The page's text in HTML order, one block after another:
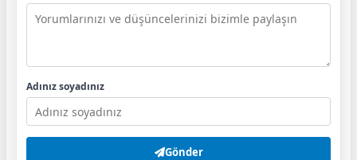
Adınız soyadınız
Gönder